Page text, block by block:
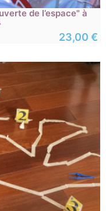
de l’espace" à
23,00 €